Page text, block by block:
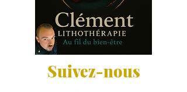
Suivez-nous